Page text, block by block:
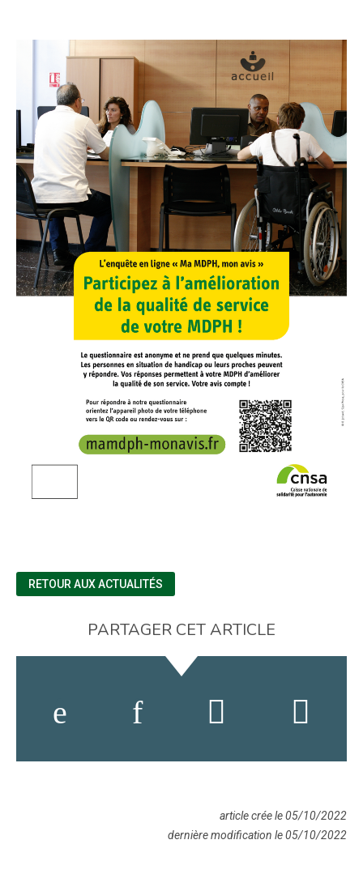
RETOUR AUX ACTUALITÉS
PARTAGER CET ARTICLE
article crée le 05/10/2022
dernière modification le 05/10/2022